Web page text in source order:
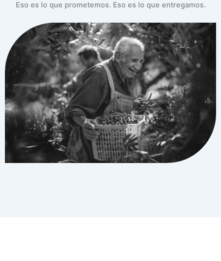
Eso es lo que prometemos. Eso es lo que entregamos.